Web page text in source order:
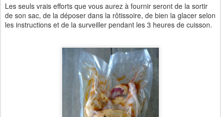
Les seuls vrais efforts que vous aurez à fournir seront de la sortir
de son sac, de la déposer dans la rôtissoire, de bien la glacer selon
les instructions et de la surveiller pendant les 3 heures de cuisson.